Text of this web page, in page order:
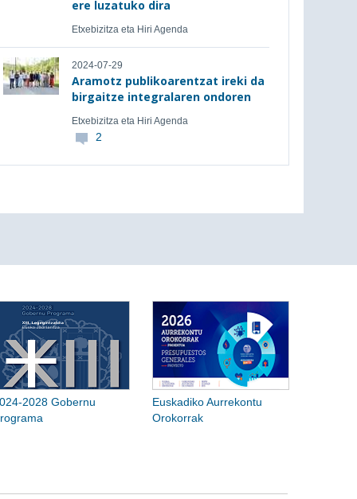
ere luzatuko dira
Etxebizitza eta Hiri Agenda
2024-07-29
Aramotz publikoarentzat ireki da
birgaitze integralaren ondoren
Etxebizitza eta Hiri Agenda
2
2028 Gobernu
Euskadiko Aurrekontu
Orokorrak